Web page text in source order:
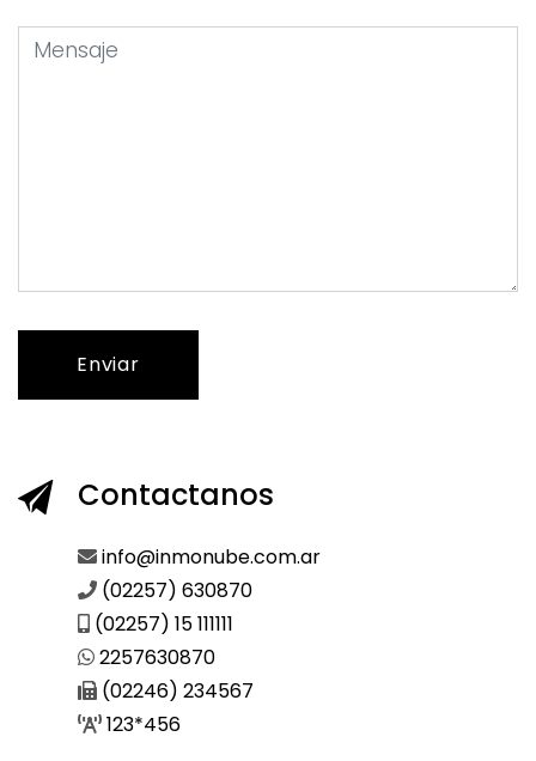
Enviar
Contactanos
info@inmonube.com.ar
(02257) 630870
(02257) 15 111111
2257630870
(02246) 234567
123*456